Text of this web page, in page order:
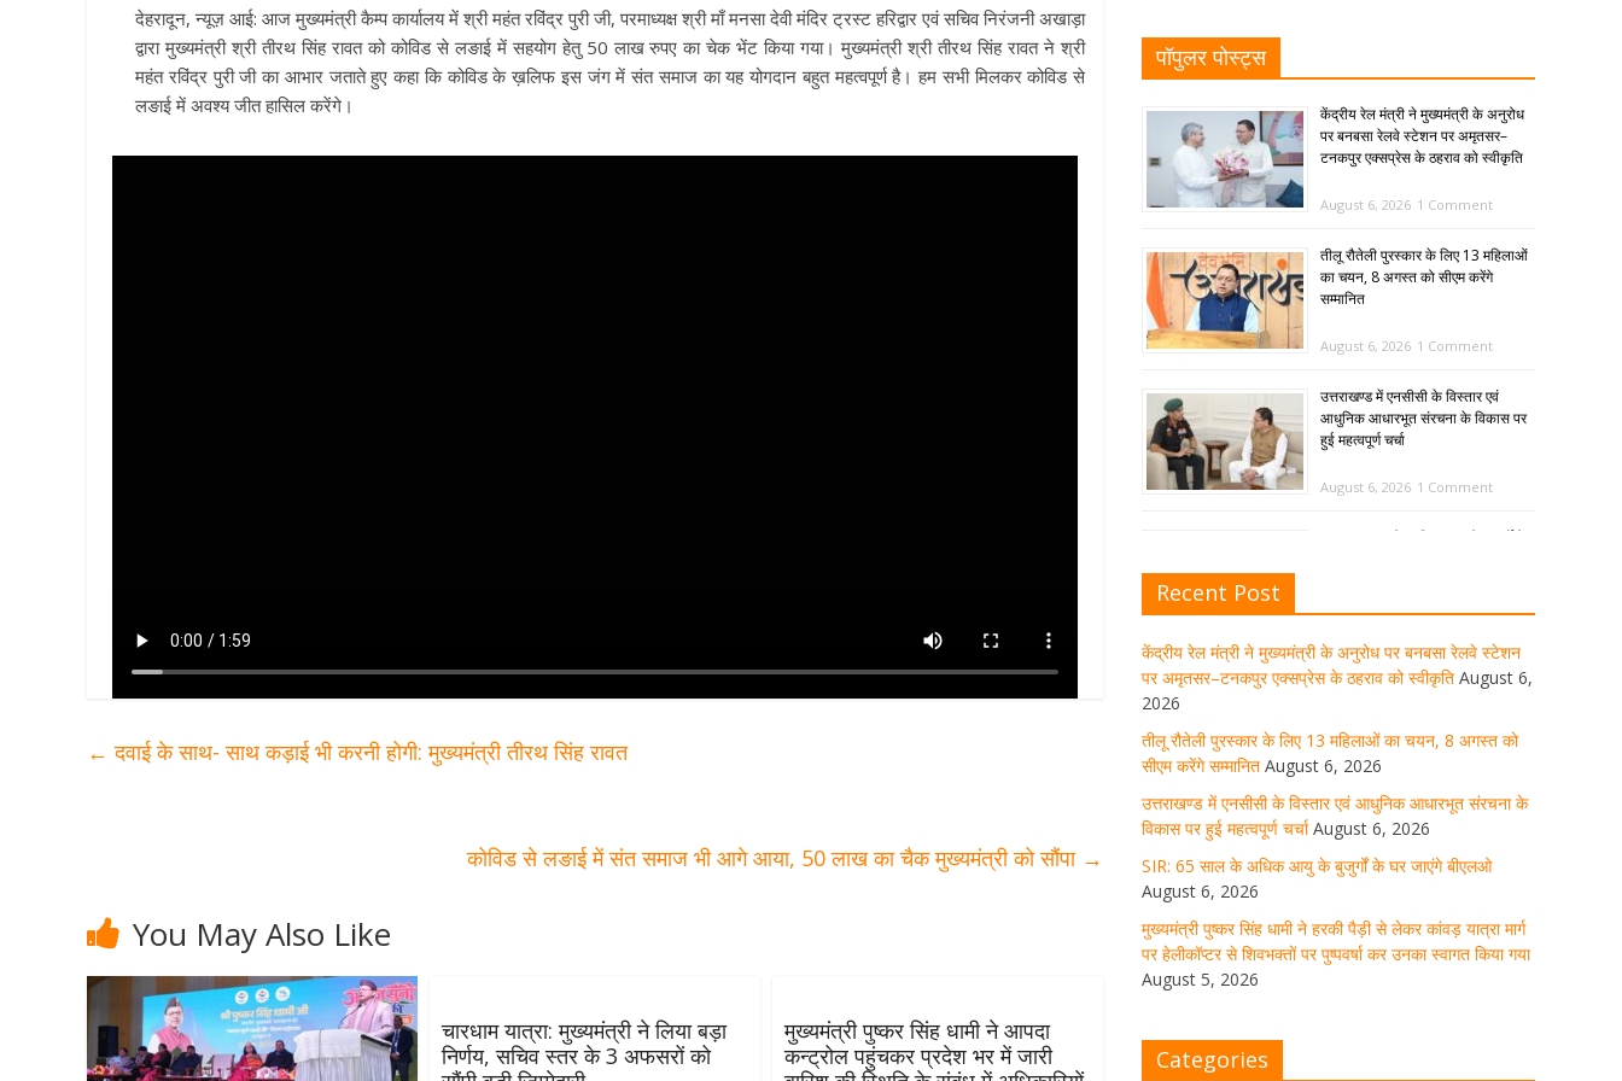
देहरादून, न्यूज़ आई: आज मुख्यमंत्री कैम्प कार्यालय में श्री महंत रविंद्र पुरी जी, परमाध्यक्ष श्री माँ मनसा देवी मंदिर ट्रस्ट हरिद्वार एवं सचिव निरंजनी अखाड़ा
द्वारा मुख्यमंत्री श्री तीरथ सिंह रावत को कोविड से लङाई में सहयोग हेतु 50 लाख रुपए का चेक भेंट किया गया। मुख्यमंत्री श्री तीरथ सिंह रावत ने श्री
महंत रविंद्र पुरी जी का आभार जताते हुए कहा कि कोविड के ख़लिफ इस जंग में संत समाज का यह योगदान बहुत महत्वपूर्ण है। हम सभी मिलकर कोविड से
लङाई में अवश्य जीत हासिल करेंगे।
← दवाई के साथ- साथ कड़ाई भी करनी होगी: मुख्यमंत्री तीरथ सिंह रावत
कोविड से लङाई में संत समाज भी आगे आया, 50 लाख का चैक मुख्यमंत्री को सौंपा →
You May Also Like
चारधाम यात्रा: मुख्यमंत्री ने लिया बड़ा
निर्णय, सचिव स्तर के 3 अफसरों को
मुख्यमंत्री पुष्कर सिंह धामी ने आपदा
कन्ट्रोल पहुंचकर प्रदेश भर में जारी
पॉपुलर पोस्ट्स
केंद्रीय रेल मंत्री ने मुख्यमंत्री के अनुरोध
पर बनबसा रेलवे स्टेशन पर अमृतसर–
टनकपुर एक्सप्रेस के ठहराव को स्वीकृति
August 6, 2026 1 Comment
तीलू रौतेली पुरस्कार के लिए 13 महिलाओं
का चयन, 8 अगस्त को सीएम करेंगे
सम्मानित
August 6, 2026 1 Comment
उत्तराखण्ड में एनसीसी के विस्तार एवं
आधुनिक आधारभूत संरचना के विकास पर
हुई महत्वपूर्ण चर्चा
August 6, 2026 1 Comment
SIR: 65 साल के अधिक आयु के बुजुर्गों के
मुख्यमंत्री पुष्कर सिंह धामी ने हरकी पैड़ी से
किया गया
धर्मनगरी हरिद्वार में कांवड़ यात्रा के दौरान
अद्भुत संगम देखने को मिला
August 5, 2026 1 Comment
Recent Post
केंद्रीय रेल मंत्री ने मुख्यमंत्री के अनुरोध पर बनबसा रेलवे स्टेशन
पर अमृतसर–टनकपुर एक्सप्रेस के ठहराव को स्वीकृति August 6,
2026
तीलू रौतेली पुरस्कार के लिए 13 महिलाओं का चयन, 8 अगस्त को
सीएम करेंगे सम्मानित August 6, 2026
उत्तराखण्ड में एनसीसी के विस्तार एवं आधुनिक आधारभूत संरचना के
विकास पर हुई महत्वपूर्ण चर्चा August 6, 2026
SIR: 65 साल के अधिक आयु के बुजुर्गों के घर जाएंगे बीएलओ
August 6, 2026
मुख्यमंत्री पुष्कर सिंह धामी ने हरकी पैड़ी से लेकर कांवड़ यात्रा मार्ग
पर हेलीकॉप्टर से शिवभक्तों पर पुष्पवर्षा कर उनका स्वागत किया गया
August 5, 2026
Categories